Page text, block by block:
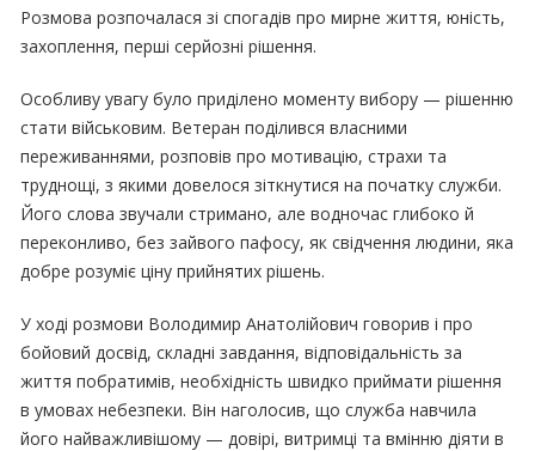
Розмова розпочалася зі спогадів про мирне життя, юність,
захоплення, перші серйозні рішення.
Особливу увагу було приділено моменту вибору — рішенню
стати військовим. Ветеран поділився власними
переживаннями, розповів про мотивацію, страхи та
труднощі, з якими довелося зіткнутися на початку служби.
Його слова звучали стримано, але водночас глибоко й
переконливо, без зайвого пафосу, як свідчення людини, яка
добре розуміє ціну прийнятих рішень.
У ході розмови Володимир Анатолійович говорив і про
бойовий досвід, складні завдання, відповідальність за
життя побратимів, необхідність швидко приймати рішення
в умовах небезпеки. Він наголосив, що служба навчила
його найважливішому — довірі, витримці та вмінню діяти в